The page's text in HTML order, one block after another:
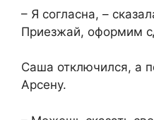
– Я согласна, –
Приезжай, оформим
Саша отключился, а
Арсену.